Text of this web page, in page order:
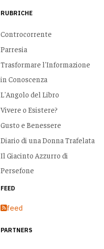
RUBRICHE
Controcorrente
Parresia
Trasformare l'Informazione
in Conoscenza
L'Angolo del Libro
Vivere o Esistere?
Gusto e Benessere
Diario di una Donna Trafelata
Il Giacinto Azzurro di
Persefone
FEED
feed
PARTNERS